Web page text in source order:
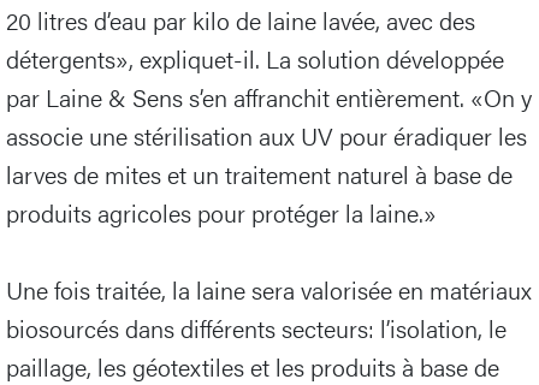
20 litres d’eau par kilo de laine lavée, avec des
détergents», expliquet-il. La solution développée
par Laine & Sens s’en affranchit entièrement. «On y
associe une stérilisation aux UV pour éradiquer les
larves de mites et un traitement naturel à base de
produits agricoles pour protéger la laine.»
Une fois traitée, la laine sera valorisée en matériaux
biosourcés dans différents secteurs: l’isolation, le
paillage, les géotextiles et les produits à base de